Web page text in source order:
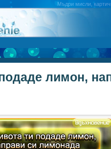
Мъдри мисли,
лимон,